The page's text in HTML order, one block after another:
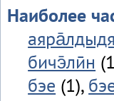
Наиболее
бичэ̄лӣн
бэе (1),